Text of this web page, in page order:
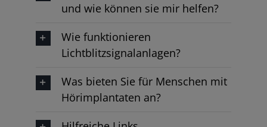
und wie können sie mir helfen?
Wie funktionieren
Lichtblitzsignalanlagen?
Was bieten Sie für Menschen mit
Hörimplantaten an?